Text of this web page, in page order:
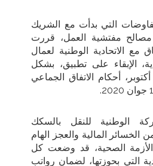
التي بدأت مع الشريك
مصالح مفتشية العمل، قررت
مع الاتحادية الوطنية لعمال
الإبقاء على تطبيق، بشكل
أحكام الاتفاق الجماعي
.
الوطنية للنقل بالسكك
الخسائر المالية والعجز الهام
الصحية، قد وضعت كل
التي بحوزتها، لضمان رواتب